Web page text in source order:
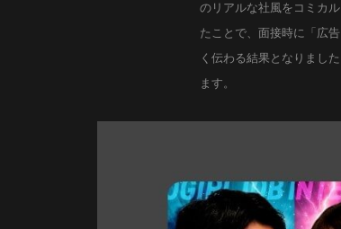
のリアルな社風をコミカ
たことで、面接時に「広
く伝わる結果となりまし
ます。